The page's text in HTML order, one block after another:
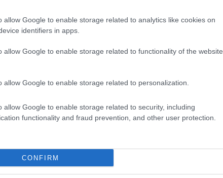
allow Google to enable storage related to analytics like cookies on
identifiers in apps.
allow Google to enable storage related to functionality of the website
allow Google to enable storage related to personalization.
allow Google to enable storage related to security, including
functionality and fraud prevention, and other user protection.
CONFIRM
fatta anche di assunzione di rischi, ciò
Mentre invece i dispositivi messi in
ultimi decenni tradiscono
comprendere che ogni invocazione del
di più Stato, di più leggi, di più